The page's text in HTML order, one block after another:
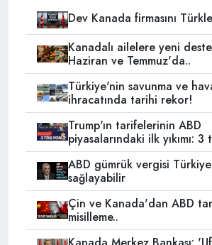
Dev Kanada firmasını
Kanadalı ailelere yeni
Haziran ve Temmuz'da..
Türkiye'nin savunma ve
ihracatında tarihi rekor!
Trump'ın tarifelerinin ABD
piyasalarındaki ilk yıkımı:
ABD gümrük vergisi
sağlayabilir
Çin ve Kanada'dan ABD
misilleme..